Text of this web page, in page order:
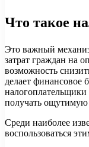
Что такое
Это важный
затрат граждан на
возможность
делает финансовое
получать
Среди наиболее
воспользоваться